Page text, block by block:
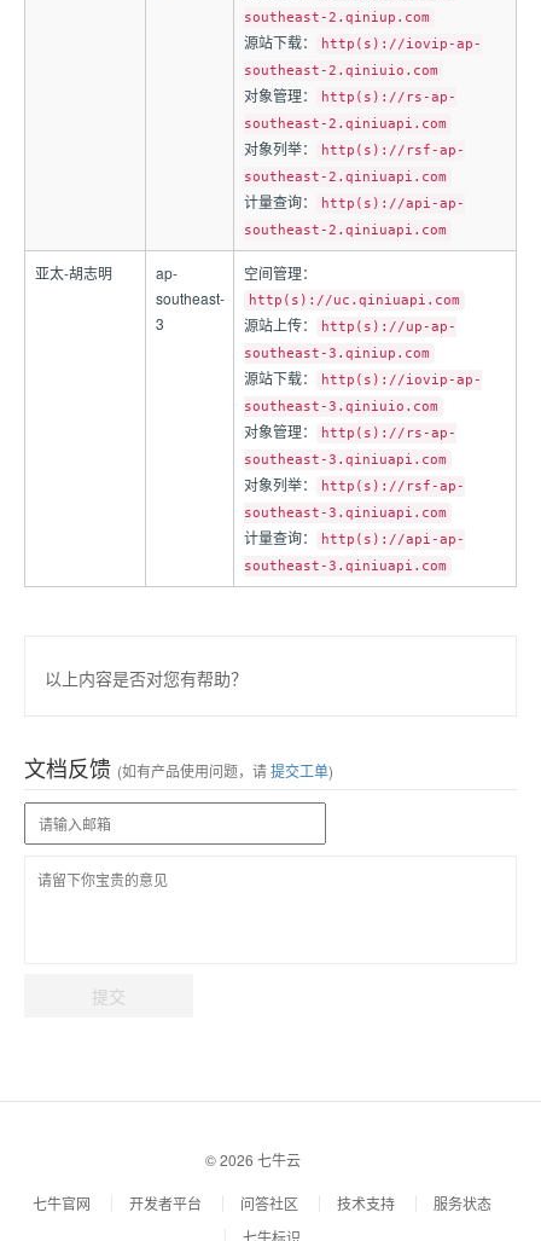
southeast-2.qiniup.com
源站下载：
http(s)://iovip-ap-
southeast-2.qiniuio.com
对象管理：
http(s)://rs-ap-
southeast-2.qiniuapi.com
对象列举：
http(s)://rsf-ap-
southeast-2.qiniuapi.com
计量查询：
http(s)://api-ap-
southeast-2.qiniuapi.com
亚太-胡志明
ap-
southeast-
3
空间管理：
http(s)://uc.qiniuapi.com
源站上传：
http(s)://up-ap-
southeast-3.qiniup.com
源站下载：
http(s)://iovip-ap-
southeast-3.qiniuio.com
对象管理：
http(s)://rs-ap-
southeast-3.qiniuapi.com
对象列举：
http(s)://rsf-ap-
southeast-3.qiniuapi.com
计量查询：
http(s)://api-ap-
southeast-3.qiniuapi.com
以上内容是否对您有帮助？
文档反馈 (如有产品使用问题，请提交工单)
提交
© 2026 七牛云
七牛官网 开发者平台 问答社区 技术支持
服务状态
七牛标识